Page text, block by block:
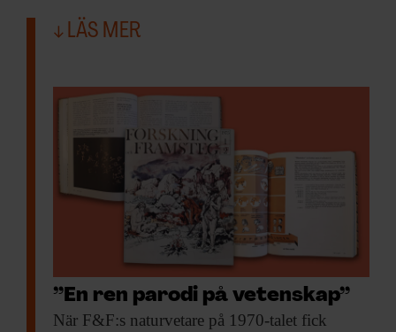
LÄS MER
”En ren parodi på vetenskap”
När F&F:s naturvetare på 1970-talet fick